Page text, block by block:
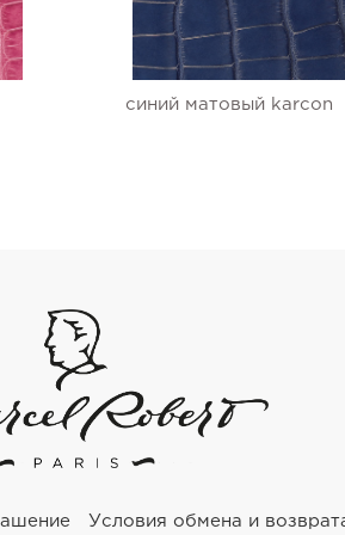
синий матовый karcon
Условия обмена и